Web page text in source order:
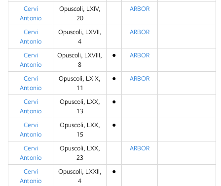
Cervi
Antonio
Opuscoli, LXIV,
20
ARBOR
Cervi
Antonio
Opuscoli, LXVII,
4
ARBOR
Cervi
Antonio
Opuscoli, LXVIII,
8
● ARBOR
Cervi
Antonio
Opuscoli, LXIX,
11
● ARBOR
Cervi
Antonio
Opuscoli, LXX,
13
●
Cervi
Antonio
Opuscoli, LXX,
15
●
Cervi
Antonio
Opuscoli, LXX,
23
ARBOR
Cervi
Antonio
Opuscoli, LXXII,
4
●